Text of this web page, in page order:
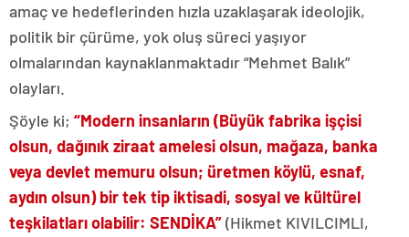
amaç ve hedeflerinden hızla uzaklaşarak ideolojik,
politik bir çürüme, yok oluş süreci yaşıyor
olmalarından kaynaklanmaktadır “Mehmet Balık”
olayları.
Şöyle ki; “Modern insanların (Büyük fabrika işçisi
olsun, dağınık ziraat amelesi olsun, mağaza, banka
veya devlet memuru olsun; üretmen köylü, esnaf,
aydın olsun) bir tek tip iktisadi, sosyal ve kültürel
teşkilatları olabilir: SENDİKA”(Hikmet KIVILCIMLI,